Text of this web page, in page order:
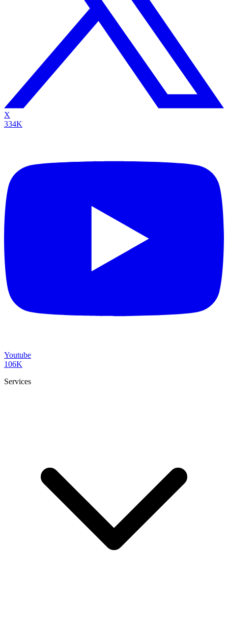
X
334K
Youtube
106K
Services